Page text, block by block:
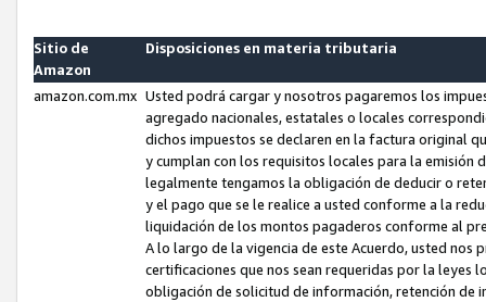
Sitio de
Amazon
Disposiciones en materia tributaria
amazon.com.mx Usted podrá cargar y nosotros pagaremos los
agregado nacionales, estatales o locales
dichos impuestos se declaren en la factura original
y cumplan con los requisitos locales para la emisión
legalmente tengamos la obligación de deducir o
y el pago que se le realice a usted conforme a la
liquidación de los montos pagaderos conforme al
A lo largo de la vigencia de este Acuerdo, usted
certificaciones que nos sean requeridas por la leyes
obligación de solicitud de información, retención de